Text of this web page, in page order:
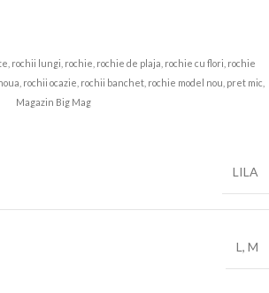
rochii lungi, rochie, rochie de plaja, rochie cu flori, rochie
rochii ocazie, rochii banchet, rochie model nou, pret mic,
Magazin Big Mag
LILA
L, M